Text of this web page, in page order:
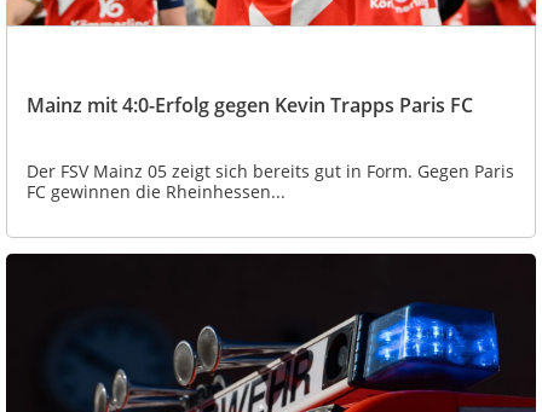
Mainz mit 4:0-Erfolg gegen Kevin Trapps Paris FC
Der FSV Mainz 05 zeigt sich bereits gut in Form. Gegen Paris
FC gewinnen die Rheinhessen...